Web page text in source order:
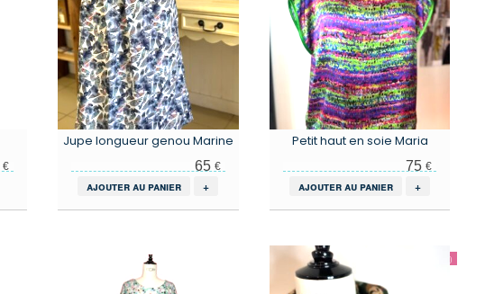
€
Jupe longueur genou Marine
65 €
ajouter au panier +
Petit haut en soie Maria
75€
ajouter au panier +